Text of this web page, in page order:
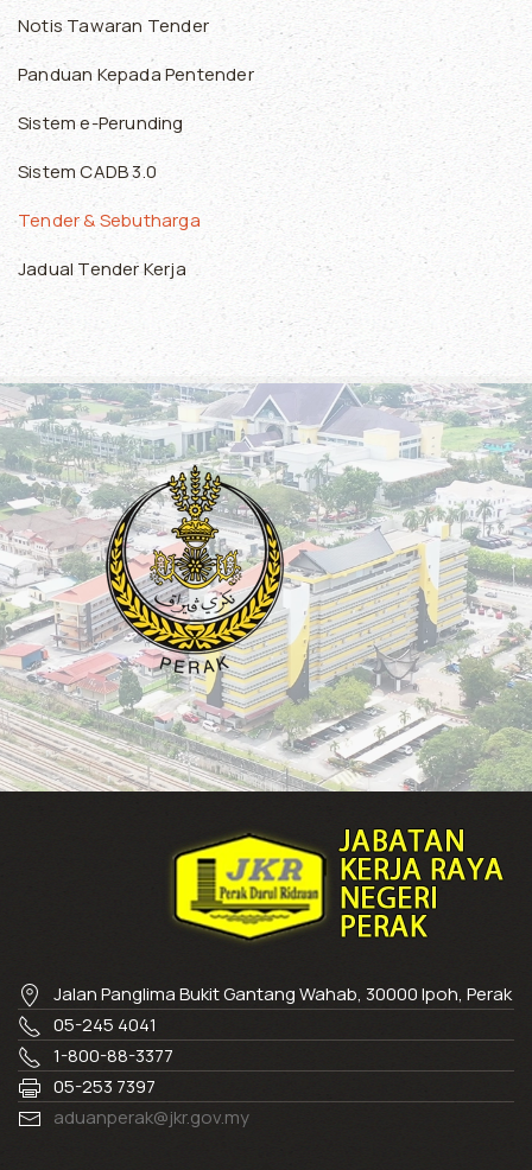
Notis Tawaran Tender
Panduan Kepada Pentender
Sistem e-Perunding
Sistem CADB 3.0
Tender & Sebutharga
Jadual Tender Kerja
Jalan Panglima Bukit Gantang Wahab, 30000 Ipoh, Perak
05-245 4041
1-800-88-3377
05-253 7397
aduanperak@jkr.gov.my